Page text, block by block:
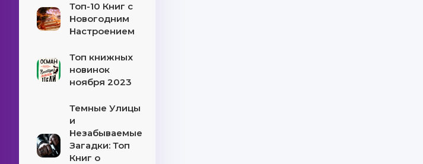
Топ-10 Книг с
Новогодним
Настроением
Топ книжных
новинок
ноября 2023
Темные Улицы
и
Незабываемые
Загадки: Топ
Книг о